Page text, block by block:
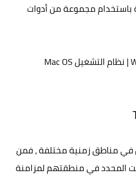
مجموعة من أدوات
في مناطق زمنية مختلفة ، فمن
المحدد في منطقتهم لمزامنة